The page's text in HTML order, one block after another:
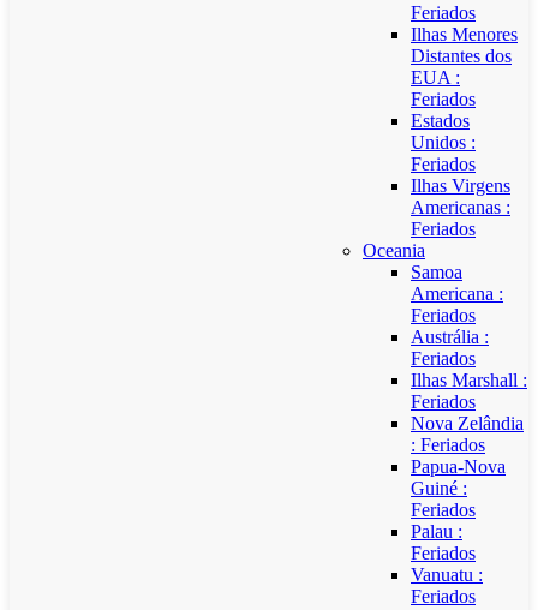
Feriados
Ilhas Menores
Distantes dos
EUA :
Feriados
Estados
Unidos :
Feriados
Ilhas Virgens
Americanas :
Feriados
Oceania
Samoa
Americana :
Feriados
Austrália :
Feriados
Ilhas Marshall :
Feriados
Nova Zelândia
: Feriados
Papua-Nova
Guiné :
Feriados
Palau :
Feriados
Vanuatu :
Feriados